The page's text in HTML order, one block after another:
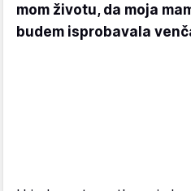
mom životu, da moja
budem isprobavala